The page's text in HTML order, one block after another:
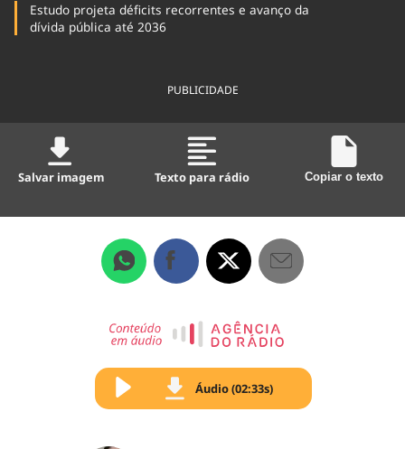
Estudo projeta déficits recorrentes e avanço da
dívida pública até 2036
PUBLICIDADE
Salvar imagem Texto para rádio Copiar o texto
Áudio (02:33s)